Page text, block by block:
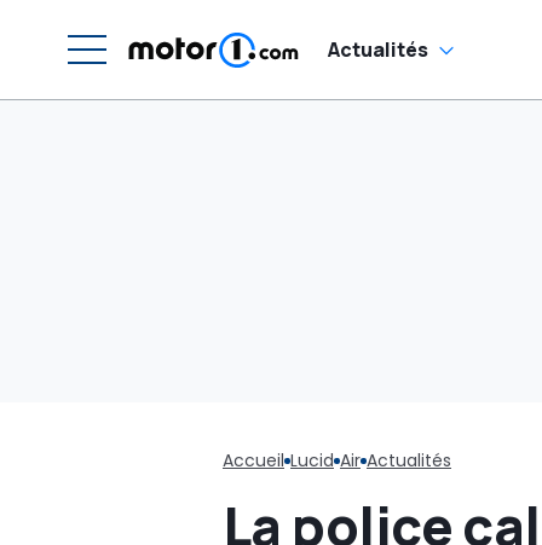
Actualités
Accueil Lucid Air Actualités
La police